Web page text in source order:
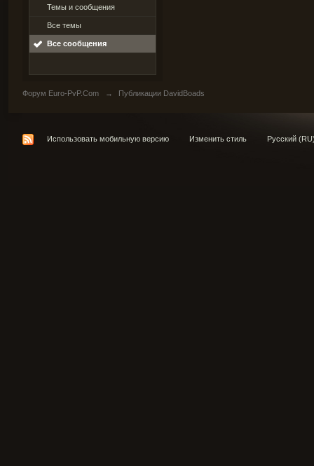
Темы и сообщения
Все темы
Все сообщения
Форум Euro-PvP.Com → Публикации DavidBoads
Использовать мобильную версию Изменить стиль Русский